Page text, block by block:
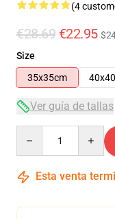
(4
€28.69 €22.95
Size
35x35cm
Ver guía de tallas
Esta venta